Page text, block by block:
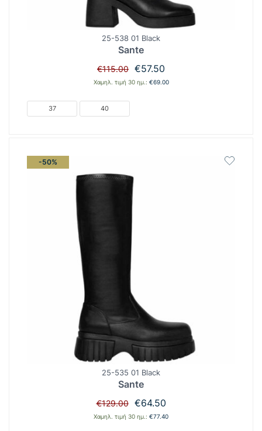
25-538 01 Black
Sante
€115.00 Original
price
€57.50
τρέχουσα
Χαμηλ. τιμή 30 ημ.: €69.00
37 40
-50%
25-535 01 Black
Sante
€129.00
Original
price
€64.50Η
τρέχουσα
Χαμηλ. τιμή 30 ημ.: €77.40